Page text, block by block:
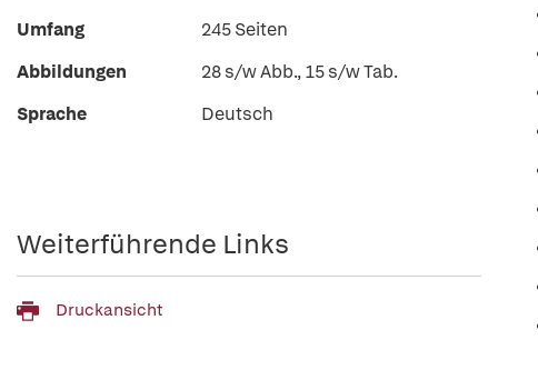
Umfang
245 Seiten
Abbildungen
28 s/w Abb., 15 s/w Tab.
Sprache
Deutsch
Weiterführende Links
Druckansicht